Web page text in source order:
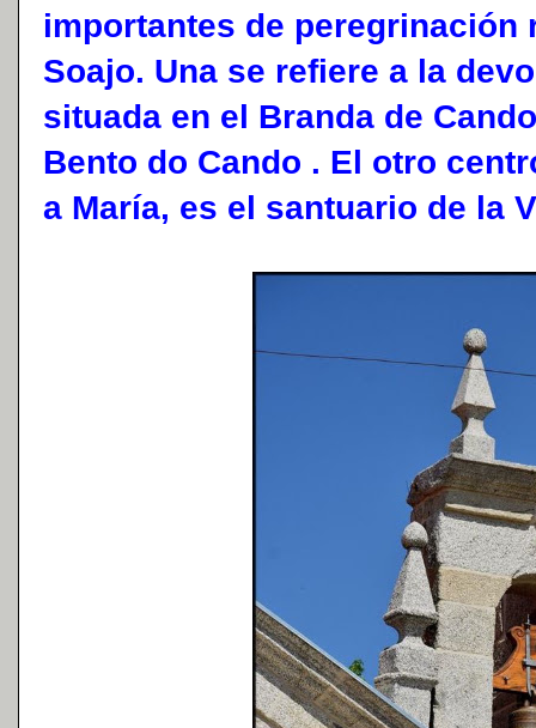
importantes de peregrinación
Soajo. Una se refiere a la
situada en el Branda de
Bento do Cando . El otro
a María, es el santuario de la